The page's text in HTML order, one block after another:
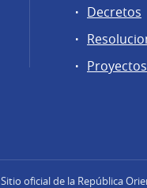
Decretos
Sitio oficial de la República